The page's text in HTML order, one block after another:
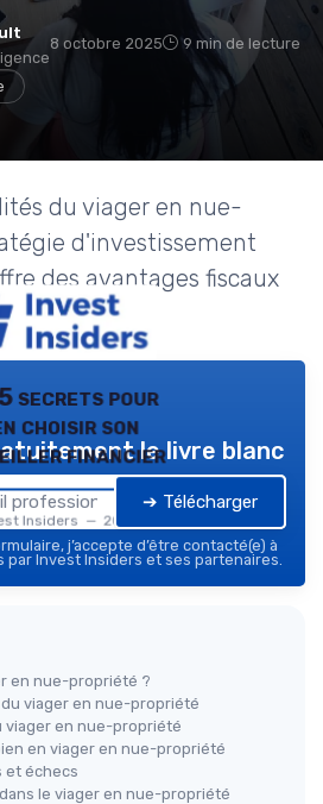
8 octobre 2025 9 min de lecture
du viager en nue-
d'investissement
des avantages fiscaux
secrets pour
choisir son
financier
Insiders — 2026
le livre blanc
➔ Télécharger
j’accepte d’être contacté(e) à
par Invest Insiders et ses partenaires.
en nue-propriété ?
viager en nue-propriété
viager en nue-propriété
en viager en nue-propriété
et échecs
le viager en nue-propriété